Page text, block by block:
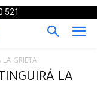
LA GRIETA
LA